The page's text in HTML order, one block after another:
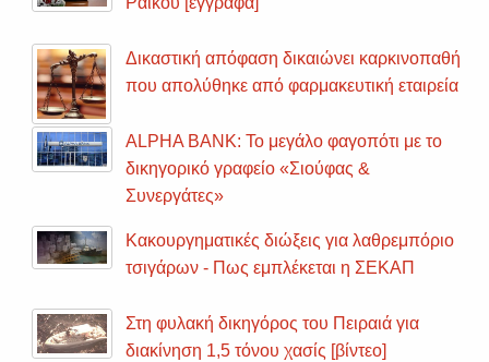
Δικαστική απόφαση δικαιώνει καρκινοπαθή
που απολύθηκε από φαρμακευτική εταιρεία
ALPHA BANK: Το μεγάλο φαγοπότι με το
δικηγορικό γραφείο «Σιούφας &
Συνεργάτες»
Κακουργηματικές διώξεις για λαθρεμπόριο
τσιγάρων - Πως εμπλέκεται η ΣΕΚΑΠ
Στη φυλακή δικηγόρος του Πειραιά για
διακίνηση 1,5 τόνου χασίς [βίντεο]